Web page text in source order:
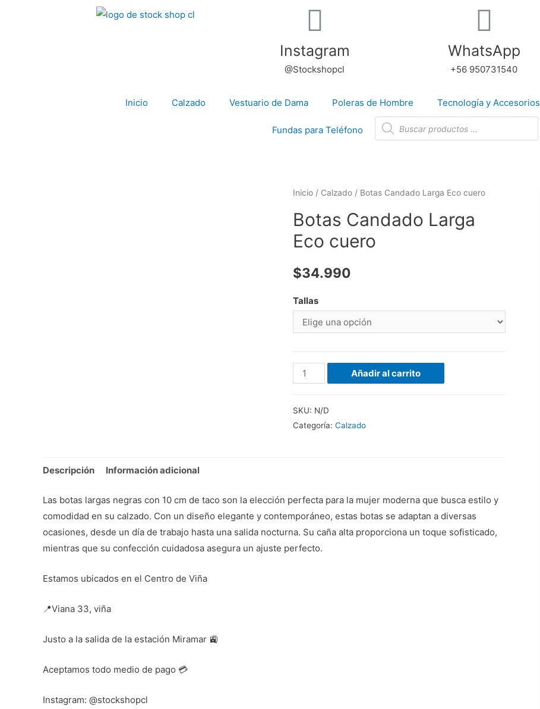
Instagram
@Stockshopcl
WhatsApp
+56 950731540
Inicio Calzado Vestuario de Dama Poleras de Hombre Tecnología y Accesorios
Fundas para Teléfono
Inicio/ Calzado/ Botas Candado Larga Eco cuero
Botas Candado Larga
Eco cuero
$34.990
Tallas
Añadir al carrito
SKU: N/D
Categoría: Calzado
Descripción Información adicional
Las botas largas negras con 10 cm de taco son la elección perfecta para la mujer moderna que busca estilo y
comodidad en su calzado. Con un diseño elegante y contemporáneo, estas botas se adaptan a diversas
ocasiones, desde un día de trabajo hasta una salida nocturna. Su caña alta proporciona un toque sofisticado,
mientras que su confección cuidadosa asegura un ajuste perfecto.
Estamos ubicados en el Centro de Viña
📍Viana 33, viña
Justo a la salida de la estación Miramar 🚉
Aceptamos todo medio de pago 💳
Instagram: @stockshopcl